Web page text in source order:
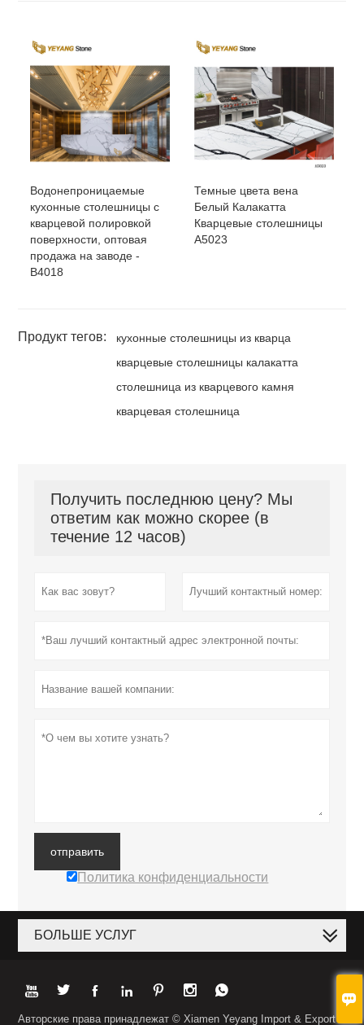

Водонепроницаемые
кухонные столешницы с
кварцевой полировкой
поверхности, оптовая
продажа на заводе -
B4018
Темные цвета вена
Белый Калакатта
Кварцевые столешницы
A5023
Продукт тегов:
кухонные столешницы из кварца
кварцевые столешницы калакатта
столешница из кварцевого камня
кварцевая столешница
Получить последнюю цену? Мы
ответим как можно скорее (в
течение 12 часов)
отправить
Политика конфиденциальности
БОЛЬШЕ УСЛУГ
      
Авторские права принадлежат © Xiamen Yeyang Import & Export